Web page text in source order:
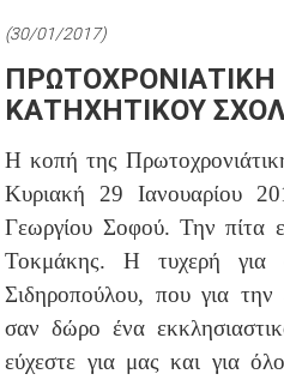
(30/01/2017)
ΠΡΩΤΟΧΡΟΝΙΑΤΙΚΗ
ΚΑΤΗΧΗΤΙΚΟΥ
Η κοπή της
Κυριακή 29 Ιανουαρίου
Γεωργίου Σοφού. Την πίτα
Τοκμάκης. Η τυχερή για
Σιδηροπούλου, που για
σαν δώρο ένα
εύχεστε για μας και για